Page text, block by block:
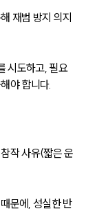
재범 방지 의지
시도하고, 필요
야 합니다.
작 사유(짧은 운
문에, 성실한 반